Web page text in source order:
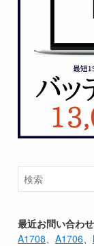
最近お問い合わ
A1708、 A1706、